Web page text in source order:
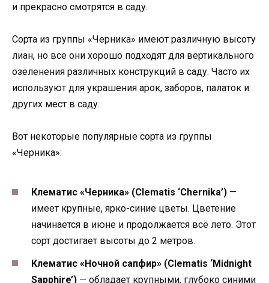
и прекрасно смотрятся в саду.
Сорта из группы «Черника» имеют различную высоту
лиан, но все они хорошо подходят для вертикального
озеленения различных конструкций в саду. Часто их
используют для украшения арок, заборов, палаток и
других мест в саду.
Вот некоторые популярные сорта из группы
«Черника»:
Клематис «Черника» (Clematis ‘Chernika’) —
имеет крупные, ярко-синие цветы. Цветение
начинается в июне и продолжается всё лето. Этот
сорт достигает высоты до 2 метров.
Клематис «Ночной сапфир» (Clematis ‘Midnight
Sapphire’) — обладает крупными, глубоко синими